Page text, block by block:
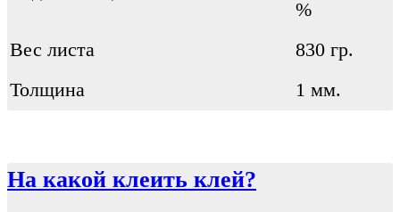
%
Вес листа
830 гр.
Толщина
1 мм.
На какой клеить клей?